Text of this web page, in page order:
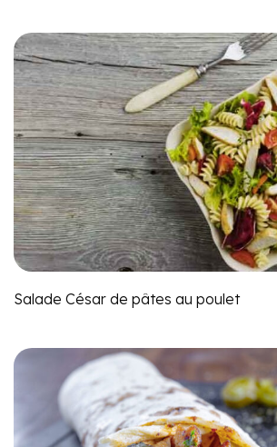
Salade César de pâtes au poulet